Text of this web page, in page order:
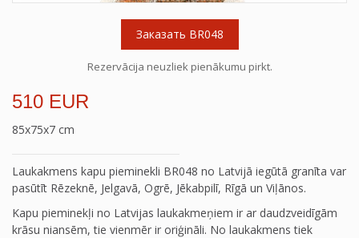
Заказать BR048
Rezervācija neuzliek pienākumu pirkt.
510 EUR
85x75x7 cm
Laukakmens kapu pieminekli BR048 no Latvijā iegūtā granīta var
pasūtīt Rēzeknē, Jelgavā, Ogrē, Jēkabpilī, Rīgā un Viļānos.
Kapu pieminekļi no Latvijas laukakmeņiem ir ar daudzveidīgām
krāsu niansēm, tie vienmēr ir oriģināli. No laukakmens tiek